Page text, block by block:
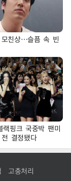
친상…슬픔 속 빈
핑크 국중박 팬미
결정됐다
고충처리